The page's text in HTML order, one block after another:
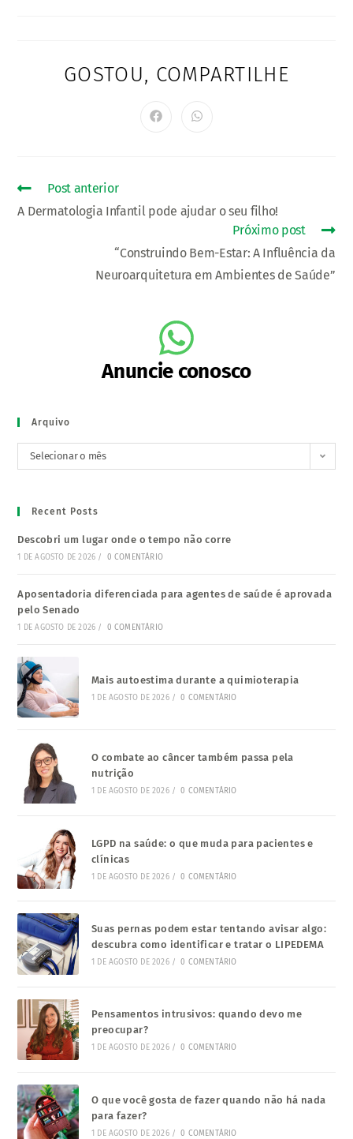
GOSTOU, COMPARTILHE
Post anterior
A Dermatologia Infantil pode ajudar o seu filho!
Próximo post
“Construindo Bem-Estar: A Influência da
Neuroarquitetura em Ambientes de Saúde”
Anuncie conosco
Arquivo
Selecionar o mês
Recent Posts
Descobri um lugar onde o tempo não corre
1 DE AGOSTO DE 2026 / 0 COMENTÁRIO
Aposentadoria diferenciada para agentes de saúde é aprovada
pelo Senado
1 DE AGOSTO DE 2026 / 0 COMENTÁRIO
Mais autoestima durante a quimioterapia
1 DE AGOSTO DE 2026 / 0 COMENTÁRIO
O combate ao câncer também passa pela
nutrição
1 DE AGOSTO DE 2026 / 0 COMENTÁRIO
LGPD na saúde: o que muda para pacientes e
clínicas
1 DE AGOSTO DE 2026 / 0 COMENTÁRIO
Suas pernas podem estar tentando avisar algo:
descubra como identificar e tratar o LIPEDEMA
1 DE AGOSTO DE 2026 / 0 COMENTÁRIO
Pensamentos intrusivos: quando devo me
preocupar?
1 DE AGOSTO DE 2026 / 0 COMENTÁRIO
O que você gosta de fazer quando não há nada
para fazer?
1 DE AGOSTO DE 2026 / 0 COMENTÁRIO